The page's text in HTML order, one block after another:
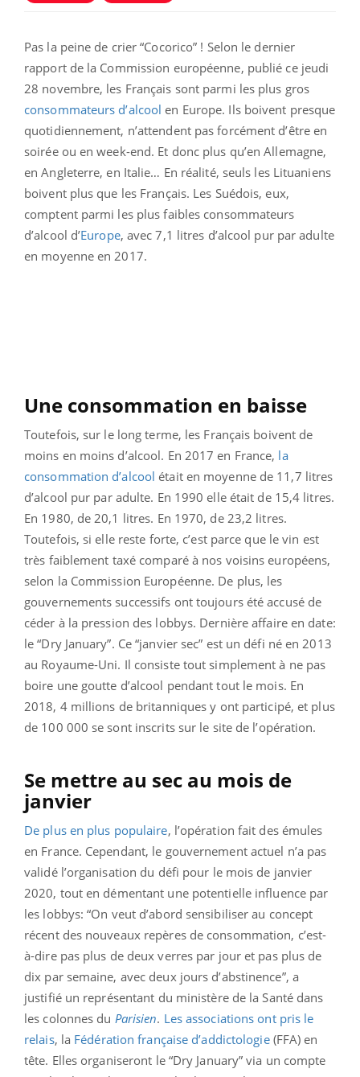
Pas la peine de crier “Cocorico” ! Selon le dernier
rapport de la Commission européenne, publié ce jeudi
28 novembre, les Français sont parmi les plus gros
consommateurs d’alcool en Europe. Ils boivent presque
quotidiennement, n’attendent pas forcément d’être en
soirée ou en week-end. Et donc plus qu’en Allemagne,
en Angleterre, en Italie… En réalité, seuls les Lituaniens
boivent plus que les Français. Les Suédois, eux,
comptent parmi les plus faibles consommateurs
d’alcool d’Europe, avec 7,1 litres d’alcool pur par adulte
en moyenne en 2017.
Une consommation en baisse
Toutefois, sur le long terme, les Français boivent de
moins en moins d’alcool. En 2017 en France, la
consommation d’alcool était en moyenne de 11,7 litres
d’alcool pur par adulte. En 1990 elle était de 15,4 litres.
En 1980, de 20,1 litres. En 1970, de 23,2 litres.
Toutefois, si elle reste forte, c’est parce que le vin est
très faiblement taxé comparé à nos voisins européens,
selon la Commission Européenne. De plus, les
gouvernements successifs ont toujours été accusé de
céder à la pression des lobbys. Dernière affaire en date:
le “Dry January”. Ce “janvier sec” est un défi né en 2013
au Royaume-Uni. Il consiste tout simplement à ne pas
boire une goutte d’alcool pendant tout le mois. En
2018, 4 millions de britanniques y ont participé, et plus
de 100 000 se sont inscrits sur le site de l’opération.
Se mettre au sec au mois de
janvier
De plus en plus populaire, l’opération fait des émules
en France. Cependant, le gouvernement actuel n’a pas
validé l’organisation du défi pour le mois de janvier
2020, tout en démentant une potentielle influence par
les lobbys: “On veut d’abord sensibiliser au concept
récent des nouveaux repères de consommation, c’est-
à-dire pas plus de deux verres par jour et pas plus de
dix par semaine, avec deux jours d’abstinence”, a
justifié un représentant du ministère de la Santé dans
les colonnes du Parisien. Les associations ont pris le
relais, la Fédération française d’addictologie(FFA) en
tête. Elles organiseront le “Dry January” via un compte